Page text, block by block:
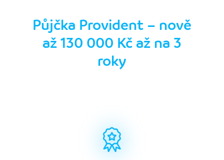
Půjčka Provident – nově
až 130 000 Kč až na 3
roky